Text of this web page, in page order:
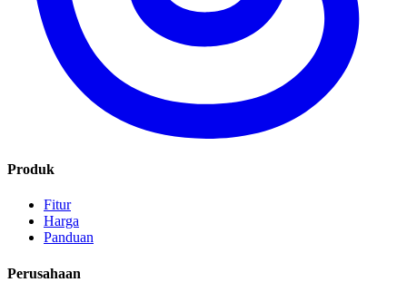
Produk
Fitur
Harga
Panduan
Perusahaan